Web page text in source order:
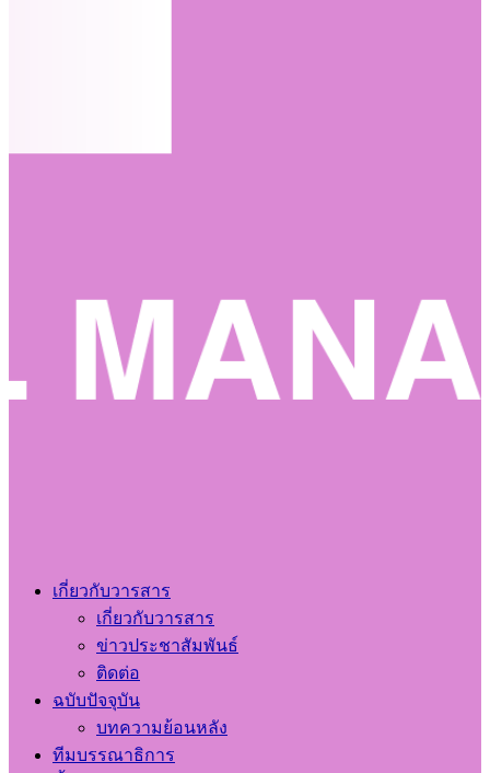
เกี่ยวกับวารสาร
เกี่ยวกับวารสาร
ข่าวประชาสัมพันธ์
ติดต่อ
ฉบับปัจจุบัน
บทความย้อนหลัง
ทีมบรรณาธิการ